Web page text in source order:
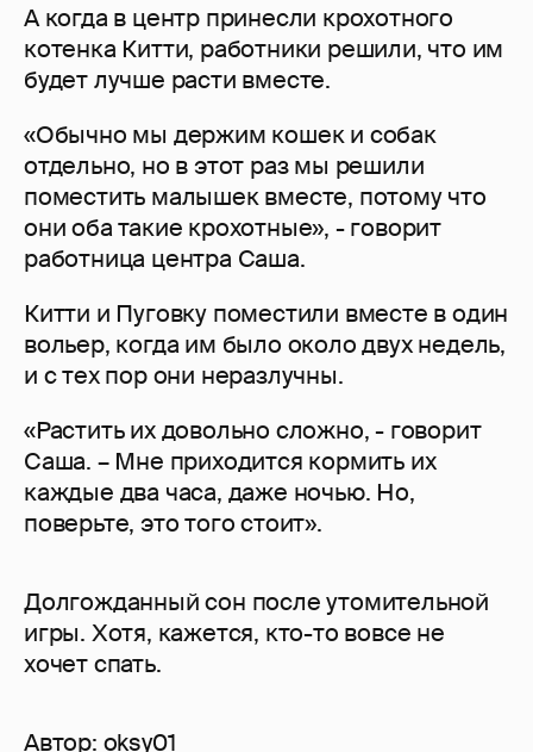
А когда в центр принесли крохотного
котенка Китти, работники решили, что им
будет лучше расти вместе.
«Обычно мы держим кошек и собак
отдельно, но в этот раз мы решили
поместить малышек вместе, потому что
они оба такие крохотные», - говорит
работница центра Саша.
Китти и Пуговку поместили вместе в один
вольер, когда им было около двух недель,
и с тех пор они неразлучны.
«Растить их довольно сложно, - говорит
Саша. – Мне приходится кормить их
каждые два часа, даже ночью. Но,
поверьте, это того стоит».
Долгожданный сон после утомительной
игры. Хотя, кажется, кто-то вовсе не
хочет спать.
Автор: oksy01